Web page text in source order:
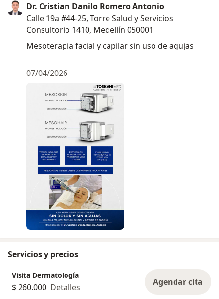
Dr. Cristian Danilo Romero Antonio
Calle 19a #44-25, Torre Salud y Servicios
Consultorio 1410, Medellín 050001
Mesoterapia facial y capilar sin uso de agujas
07/04/2026
Servicios y precios
Visita Dermatología
$ 260.000 Detalles Agendar cita